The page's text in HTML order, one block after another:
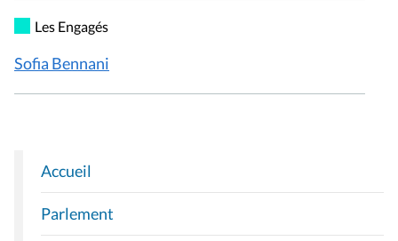
Les Engagés
Sofia Bennani
N
A
V
Accueil
Parlement